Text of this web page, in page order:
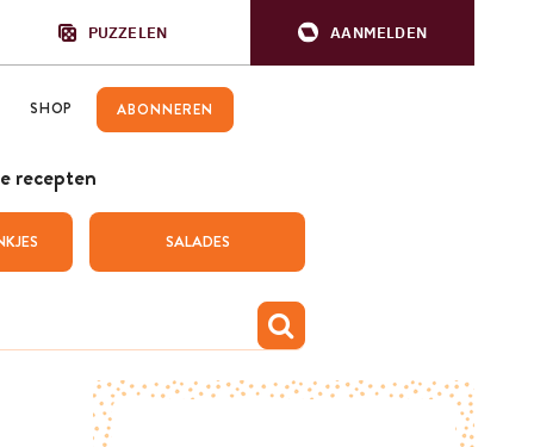
PUZZELEN AANMELDEN
SHOP ABONNEREN
recepten
SALADES